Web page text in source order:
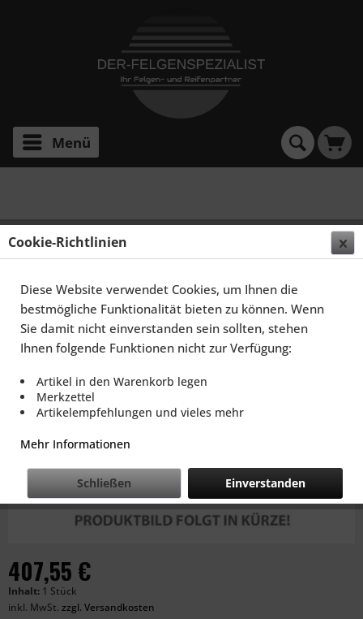
Menü
ELEGANCE WHEELS E 3 FF DEEP CONCAVE 9,5X19
5X112 ET45 HYPER SILBER
407,55 €
Inhalt: 1 Stück
inkl. MwSt. zzgl. Versandkosten
Cookie-Richtlinien
Diese Website verwendet Cookies, um Ihnen die
bestmögliche Funktionalität bieten zu können. Wenn
Sie damit nicht einverstanden sein sollten, stehen
Ihnen folgende Funktionen nicht zur Verfügung:
Artikel in den Warenkorb legen
Merkzettel
Artikelempfehlungen und vieles mehr
Mehr Informationen
Einverstanden
Schließen